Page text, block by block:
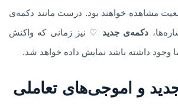
مشاهده خواهند بود. درست مانند دکمه‌ی
دکمه‌ی جدید
♡ نیز زمانی که واکنش
وجود داشته باشد نمایش داده خواهد شد.
و اموجی‌های تعاملی